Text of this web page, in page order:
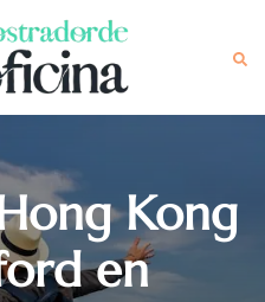
Kong
en